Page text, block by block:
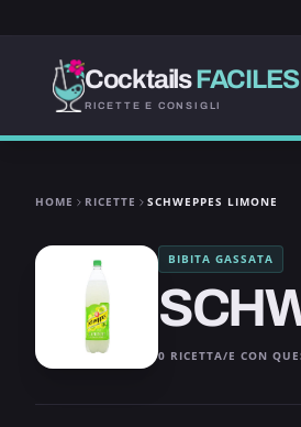
CocktailsFACILES
RICETTE E CONSIGLI
HOME RICETTE SCHWEPPES LIMONE
BIBITA GASSATA
0 RICETTA/E CON